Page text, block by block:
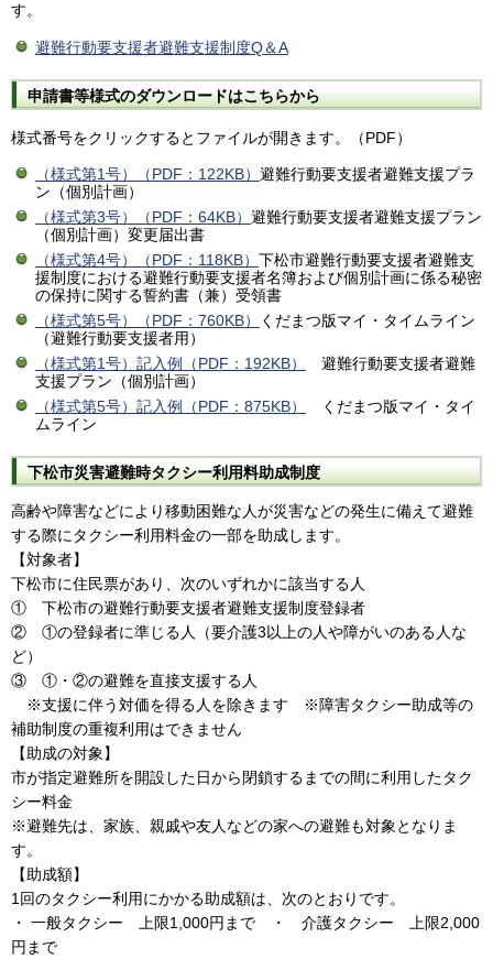
す。
避難行動要支援者避難支援制度Q＆A
申請書等様式のダウンロードはこちらから
様式番号をクリックするとファイルが開きます。（PDF）
（様式第1号）（PDF：122KB） 避難行動要支援者避難支援プラ
ン（個別計画）
（様式第3号）（PDF：64KB） 避難行動要支援者避難支援プラン
（個別計画）変更届出書
（様式第4号）（PDF：118KB） 下松市避難行動要支援者避難支
援制度における避難行動要支援者名簿および個別計画に係る秘密
の保持に関する誓約書（兼）受領書
（様式第5号）（PDF：760KB）
くだまつ版マイ・タイムライン
（避難行動要支援者用）
（様式第1号）記入例（PDF：192KB）
避難行動要支援者避難
支援プラン（個別計画）
（様式第5号）記入例（PDF：875KB）
くだまつ版マイ・タイ
ムライン
下松市災害避難時タクシー利用料助成制度
高齢や障害などにより移動困難な人が災害などの発生に備えて避難
する際にタクシー利用料金の一部を助成します。
【対象者】
下松市に住民票があり、次のいずれかに該当する人
① 下松市の避難行動要支援者避難支援制度登録者
② ①の登録者に準じる人（要介護3以上の人や障がいのある人な
ど）
③ ①・②の避難を直接支援する人
※支援に伴う対価を得る人を除きます ※障害タクシー助成等の
補助制度の重複利用はできません
【助成の対象】
市が指定避難所を開設した日から閉鎖するまでの間に利用したタク
シー料金
※避難先は、家族、親戚や友人などの家への避難も対象となりま
す。
【助成額】
1回のタクシー利用にかかる助成額は、次のとおりです。
・ 一般タクシー 上限1,000円まで ・ 介護タクシー 上限2,000
円まで